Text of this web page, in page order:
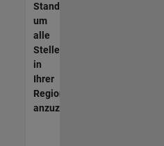
Standort,
um
alle
Stellenangebote
in
Ihrer
Region
anzuzeigen.